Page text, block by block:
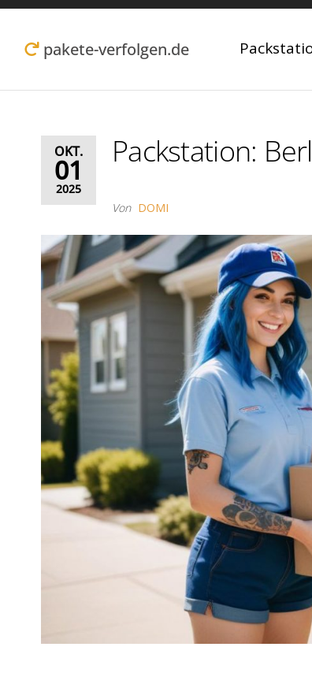
Zum
Inhalt pakete-verfolgen.de
OKT.
01
2025
Packstation:
Von DOMI